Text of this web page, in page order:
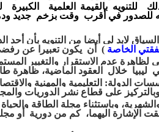
للتنويه بالقيمة العلمية الكبيرة
للصدورفي أقرب وقت بزخم جديد
لابد لي أيضا من التنويه بأن أحد
الخاصة ) أن يكون تعبيرا عن
لظاهرة عدم الاستقرار والتغيير
ليبيا خلال العقود الماضية، ظاهرة
الدولة: التعليمية والمهنية و
على قطاع نشر الدوريات
وباستثناء مجلة الطاقة والحياة
الإشارة اليهما، كم من دورية أو